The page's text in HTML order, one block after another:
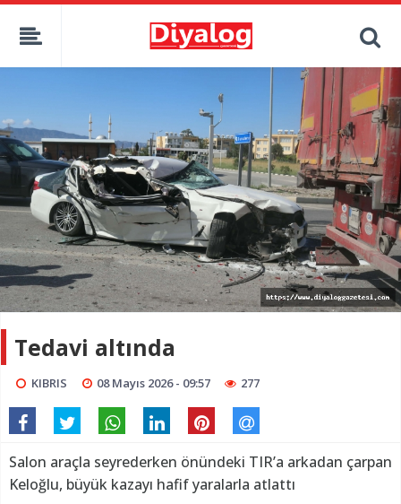
Tedavi altında
KIBRIS 08 Mayıs 2026 - 09:57 277
Salon araçla seyrederken önündeki TIR’a arkadan çarpan
Keloğlu, büyük kazayı hafif yaralarla atlattı